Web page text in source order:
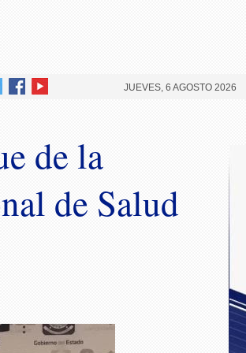
JUEVES, 6 AGOSTO 2026
de la
de Salud